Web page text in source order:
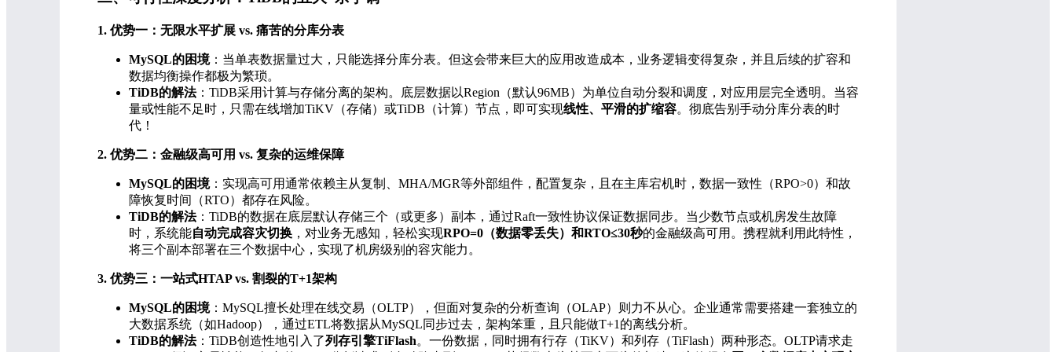
1. 优势一：无限水平扩展 vs. 痛苦的分库分表
MySQL的困境：当单表数据量过大，只能选择分库分表。但这会带来巨大的应用改造成本，业务逻辑变得复杂，并且后续的扩容和
数据均衡操作都极为繁琐。
TiDB的解法：TiDB采用计算与存储分离的架构。底层数据以Region（默认96MB）为单位自动分裂和调度，对应用层完全透明。当容
量或性能不足时，只需在线增加TiKV（存储）或TiDB（计算）节点，即可实现线性、平滑的扩缩容。彻底告别手动分库分表的时
代！
2. 优势二：金融级高可用 vs. 复杂的运维保障
MySQL的困境：实现高可用通常依赖主从复制、MHA/MGR等外部组件，配置复杂，且在主库宕机时，数据一致性（RPO>0）和故
障恢复时间（RTO）都存在风险。
TiDB的解法：TiDB的数据在底层默认存储三个（或更多）副本，通过Raft一致性协议保证数据同步。当少数节点或机房发生故障
时，系统能自动完成容灾切换 ，对业务无感知，轻松实现RPO=0（数据零丢失）和RTO≤30秒的金融级高可用。携程就利用此特性，
将三个副本部署在三个数据中心，实现了机房级别的容灾能力。
3. 优势三：一站式HTAP vs. 割裂的T+1架构
MySQL的困境：MySQL擅长处理在线交易（OLTP），但面对复杂的分析查询（OLAP）则力不从心。企业通常需要搭建一套独立的
大数据系统（如Hadoop），通过ETL将数据从MySQL同步过去，架构笨重，且只能做T+1的离线分析。
TiDB的解法：TiDB创造性地引入了列存引擎TiFlash。一份数据，同时拥有行存（TiKV）和列存（TiFlash）两种形态。OLTP请求走